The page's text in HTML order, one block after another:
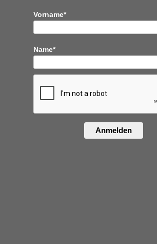
Vorname*
Name*
Anmelden